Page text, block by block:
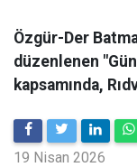
Özgür-Der
düzenlenen
kapsamında,
19 Nisan 2026